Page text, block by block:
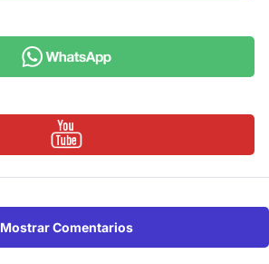
Mostrar Comentarios